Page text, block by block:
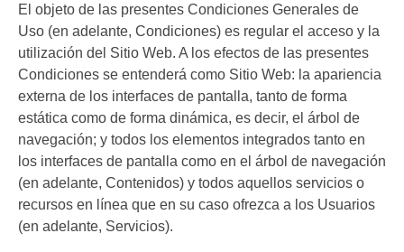
El objeto de las presentes Condiciones Generales de
Uso (en adelante, Condiciones) es regular el acceso y la
utilización del Sitio Web. A los efectos de las presentes
Condiciones se entenderá como Sitio Web: la apariencia
externa de los interfaces de pantalla, tanto de forma
estática como de forma dinámica, es decir, el árbol de
navegación; y todos los elementos integrados tanto en
los interfaces de pantalla como en el árbol de navegación
(en adelante, Contenidos) y todos aquellos servicios o
recursos en línea que en su caso ofrezca a los Usuarios
(en adelante, Servicios).